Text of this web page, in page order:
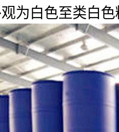
为白色至类白